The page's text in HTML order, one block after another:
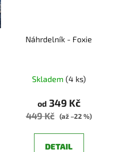
Náhrdelník - Foxie
Skladem (4 ks)
od 349 Kč
449 Kč (až –22 %)
DETAIL